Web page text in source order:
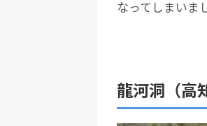
なってしまいま
龍河洞（高